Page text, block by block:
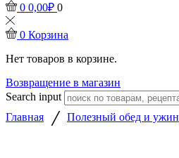
0 0,00₽ 0
0 Корзина
Нет товаров в корзине.
Возвращение в магазин
Search input
Главная / Полезный обед и ужин